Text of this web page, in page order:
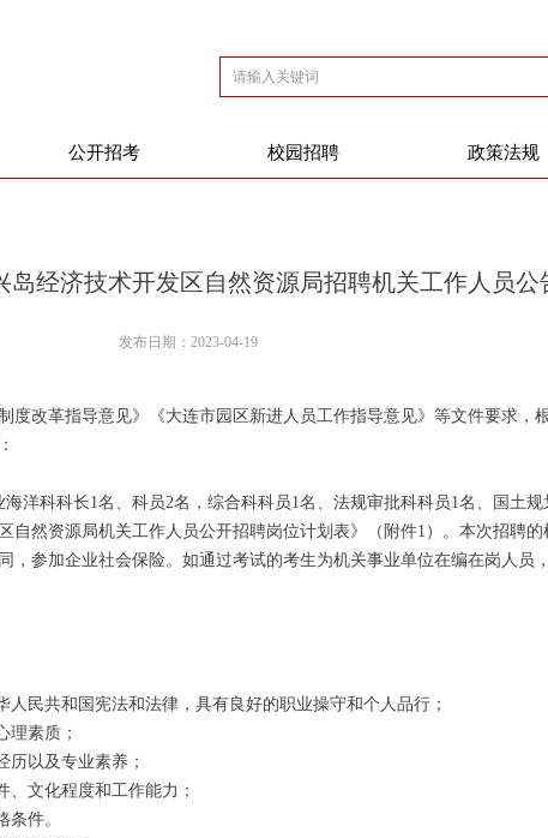
公开招考 校园招聘 政策法规
岛经济技术开发区自然资源局招聘机关工作人员公
度改革指导意见》《大连市园区新进人员工作指导意见》等文件要求，
科科长1名、科员2名，综合科科员1名、法规审批科科员1名、国土规
自然资源局机关工作人员公开招聘岗位计划表》（附件1）。本次招聘
，参加企业社会保险。如通过考试的考生为机关事业单位在编在岗人员
民共和国宪法和法律，具有良好的职业操守和个人品行；
素质；
以及专业素养；
文化程度和工作能力；
件。
发布日期： 2023-04-19